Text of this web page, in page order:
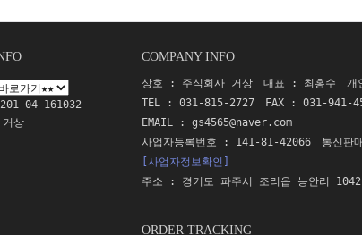
04-161032
상
COMPANY INFO
상호 : 주식회사 거상 대표 : 최홍수
개
TEL : 031-815-2727
FAX : 031-941-
EMAIL : gs4565@naver.com
사업자등록번호 : 141-81-42066
통신판
[사업자정보확인]
주소 : 경기도 파주시 조리읍 능안리
ORDER TRACKING